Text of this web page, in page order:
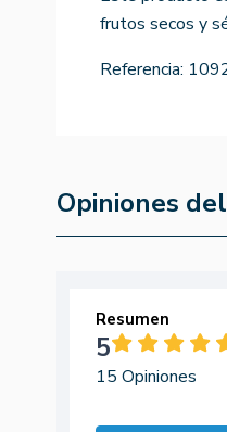
frutos secos y
Referencia:
Opiniones
Resumen
5
15 Opiniones